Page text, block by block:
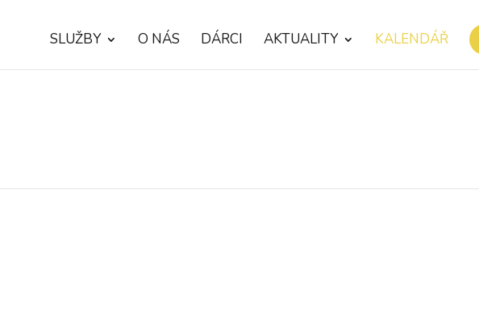
SLUŽBY O NÁS DÁRCI AKTUALITY KALENDÁŘ